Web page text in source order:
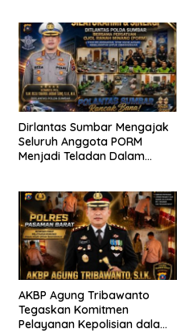
Dirlantas Sumbar Mengajak
Seluruh Anggota PORM
Menjadi Teladan Dalam
Perlengkapan Keselamatan
Berkendara
AKBP Agung Tribawanto
Tegaskan Komitmen
Pelayanan Kepolisian dalam